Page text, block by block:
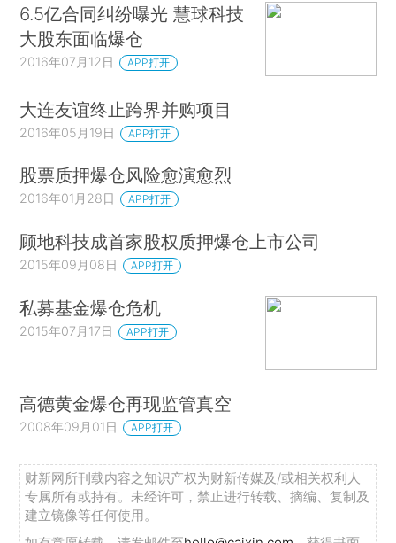
6.5亿合同纠纷曝光 慧球科技
大股东面临爆仓
2016年07月12日 APP打开
大连友谊终止跨界并购项目
2016年05月19日 APP打开
股票质押爆仓风险愈演愈烈
2016年01月28日 APP打开
顾地科技成首家股权质押爆仓上市公司
2015年09月08日 APP打开
私募基金爆仓危机
2015年07月17日 APP打开
高德黄金爆仓再现监管真空
2008年09月01日 APP打开
财新网所刊载内容之知识产权为财新传媒及/或相关权利人
专属所有或持有。未经许可，禁止进行转载、摘编、复制及
建立镜像等任何使用。